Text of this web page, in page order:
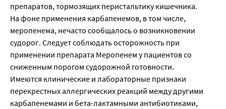
препаратов, тормозящих перистальтику кишечника.
На фоне применения карбапенемов, в том числе,
меропенема, нечасто сообщалось о возникновении
судорог. Следует соблюдать осторожность при
применении препарата Меропенем у пациентов со
сниженным порогом судорожной готовности.
Имеются клинические и лабораторные признаки
перекрестных аллергических реакций между другими
карбапенемами и бета-лактамными антибиотиками,